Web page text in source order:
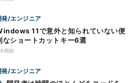
発/エンジニア
11で意外と知られていない便
なショートカットキー6選
間前
発/エンジニア